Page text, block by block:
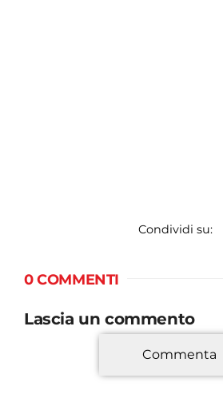
Condividi su:
0 COMMENTI
Lascia un commento
*
Commenta